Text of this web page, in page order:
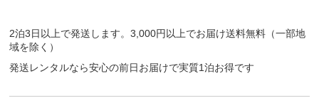
2泊3日以上で発送します。3,000円以上でお届け送料無料（一部地
域を除く）
発送レンタルなら安心の前日お届けで実質1泊お得です